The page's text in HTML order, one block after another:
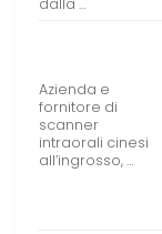
Azienda e
fornitore di
scanner
intraorali cinesi
all’ingrosso, …